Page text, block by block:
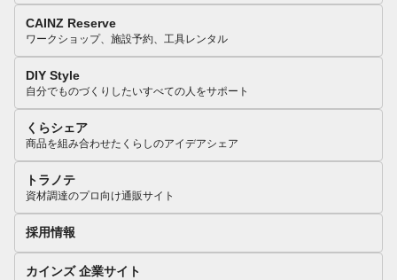
CAINZ Reserve
ワークショップ、施設予約、工具レンタル
DIY Style
自分でものづくりしたいすべての人をサポート
くらシェア
商品を組み合わせたくらしのアイデアシェア
トラノテ
資材調達のプロ向け通販サイト
採用情報
カインズ 企業サイト